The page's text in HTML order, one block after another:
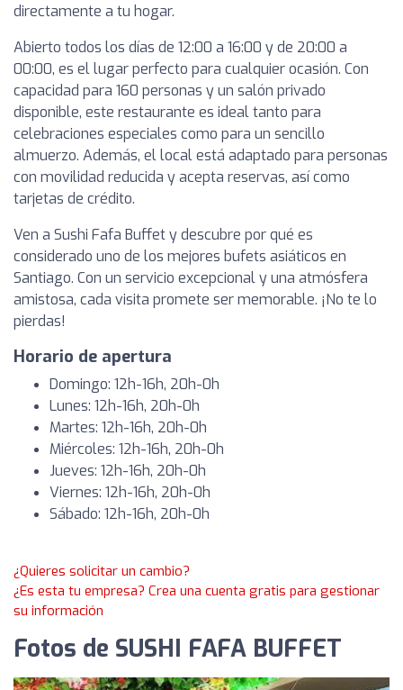
directamente a tu hogar.
Abierto todos los días de 12:00 a 16:00 y de 20:00 a
00:00, es el lugar perfecto para cualquier ocasión. Con
capacidad para 160 personas y un salón privado
disponible, este restaurante es ideal tanto para
celebraciones especiales como para un sencillo
almuerzo. Además, el local está adaptado para personas
con movilidad reducida y acepta reservas, así como
tarjetas de crédito.
Ven a Sushi Fafa Buffet y descubre por qué es
considerado uno de los mejores bufets asiáticos en
Santiago. Con un servicio excepcional y una atmósfera
amistosa, cada visita promete ser memorable. ¡No te lo
pierdas!
Horario de apertura
Domingo: 12h-16h, 20h-0h
Lunes: 12h-16h, 20h-0h
Martes: 12h-16h, 20h-0h
Miércoles: 12h-16h, 20h-0h
Jueves: 12h-16h, 20h-0h
Viernes: 12h-16h, 20h-0h
Sábado: 12h-16h, 20h-0h
¿Quieres solicitar un cambio?
¿Es esta tu empresa? Crea una cuenta gratis para gestionar
su información
Fotos de SUSHI FAFA BUFFET